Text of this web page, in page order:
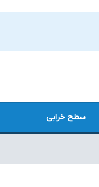
سطح خرابی